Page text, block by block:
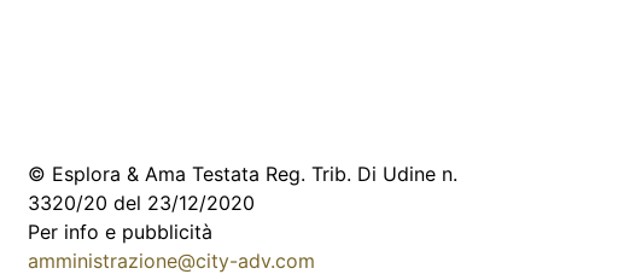
© Esplora & Ama Testata Reg. Trib. Di Udine n.
3320/20 del 23/12/2020
Per info e pubblicità
amministrazione@city-adv.com